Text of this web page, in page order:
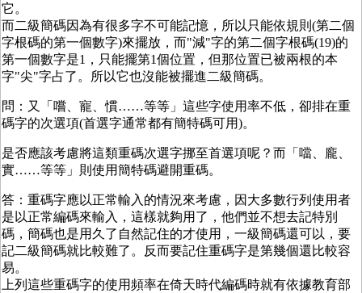
它。
而二級簡碼因為有很多字不可能記憶，所以只能依規則(第二個
字根碼的第一個數字)來擺放，而"減"字的第二個字根碼(19)的
第一個數字是1，只能擺第1個位置，但那位置已被兩根的本
字"尖"字占了。所以它也沒能被擺進二級簡碼。
問：又「嚐、寵、慣……等等」這些字使用率不低，卻排在重
碼字的次選項(首選字通常都有簡特碼可用)。
是否應該考慮將這類重碼次選字挪至首選項呢？而「噹、龐、
實……等等」則使用簡特碼避開重碼。
答：重碼字應以正常輸入的情況來考慮，因大多數行列使用者
是以正常編碼來輸入，這樣就夠用了，他們並不想去記特別
碼，簡碼也是用久了自然記住的才使用，一級簡碼還可以，要
記二級簡碼就比較難了。反而要記住重碼字是第幾個還比較容
易。
上列這些重碼字的使用頻率在倚天時代編碼時就有依據教育部